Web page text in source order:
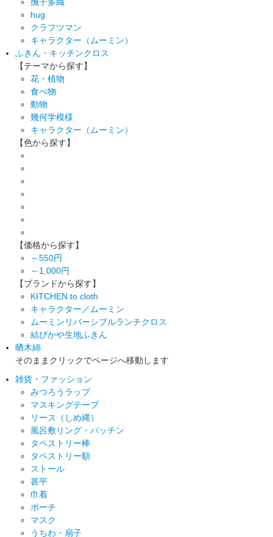
hug
クラフツマン
キャラクター（ムーミン）
ふきん・キッチンクロス
【テーマから探す】
花・植物
食べ物
動物
幾何学模様
キャラクター（ムーミン）
【色から探す】
【価格から探す】
～550円
～1,000円
【ブランドから探す】
KITCHEN to cloth
キャラクター／ムーミン
ムーミンリバーシブルランチクロス
結びかや生地ふきん
晒木綿
そのままクリックでページへ移動します
雑貨・ファッション
みつろうラップ
マスキングテープ
リース（しめ縄）
風呂敷リング・パッチン
タペストリー棒
タペストリー額
ストール
甚平
巾着
ポーチ
マスク
うちわ・扇子